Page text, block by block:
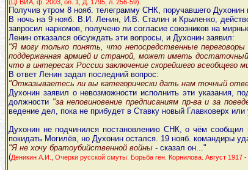
(ЦГВИА, ф. 2003, on. 1, Д. 1795, л. 256-59).
Получив утром 8 нояб. телеграмму СНК, поручавшего Духонин
В ночь на 9 нояб. В.И. Ленин, И.В. Сталин и Крыленко,
запросил наркомов, получено ли согласие союзников на
Ленин отказался обсуждать эти вопросы, и Духонин заявил:
"Я могу только понять, что непосредственные
поддержанная армией и страной, может иметь
что в интересах России заключение скорейшего всеобщего
В ответ Ленин задал последний вопрос:
"Отказываетесь ли вы категорически дать нам точный
Духонин заявил о невозможности исполнить эти указания,
должности "за неповиновение предписаниям пр-ва и за
ведение дел, пока не прибудет в Ставку новый Главковерх
Духонин не подчинился постановлению СНК, о чём сообщил
покидать Могилёв, но Духонин остался. 19 нояб. командиры
"Я не хочу братоубийственной войны - сказал он..."
(Деникин А.И., Очерки русской смуты. Борьба ген. Корнилова. Август 1917 -